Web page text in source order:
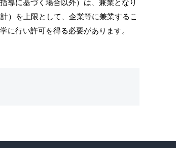
導に基づく場合以外）は、兼業となり
）を上限として、企業等に兼業するこ
に行い許可を得る必要があります。